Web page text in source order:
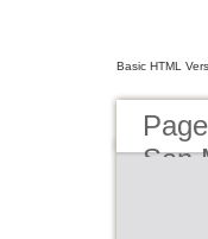
Basic HTML
San